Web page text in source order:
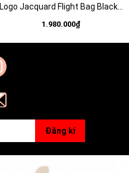
Logo Jacquard Flight Bag Black -
1.980.000₫
Đăng kí